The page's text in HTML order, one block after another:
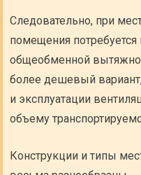
Следовательно, при
помещения
общеобменной
более дешевый вариант,
и эксплуатации
объему
Конструкции и типы